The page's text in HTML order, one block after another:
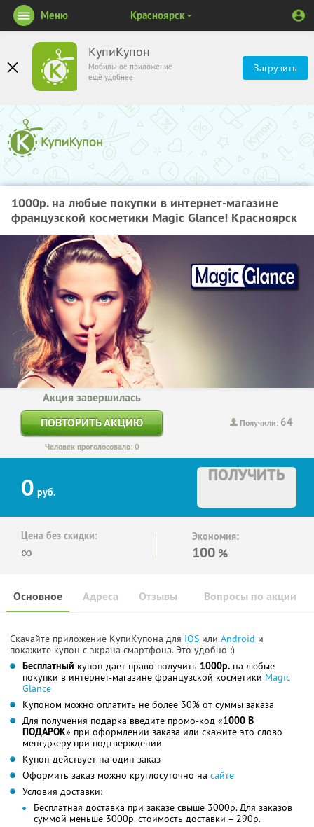
КупиКупон
Мобильное приложение
ещё удобнее
Загрузить
Меню Красноярск
1000р. на любые покупки в интернет-магазине
французской косметики Magic Glance! Красноярск
Получили: 64
Акция завершилась
ПОВТОРИТЬ АКЦИЮ
Человек проголосовало: 0
0 руб.
ПОЛУЧИТЬ
Цена без скидки:
∞
Экономия:
100 %
Основное Отзывы Вопросы по акции
Адреса
Скачайте приложение КупиКупона для IOS или Android и
покажите купон с экрана смартфона. Это удобно :)
Бесплатный купон дает право получить 1000р. на любые
покупки в интернет-магазине французской косметики Magic
Glance
Купоном можно оплатить не более 30% от суммы заказа
Для получения подарка введите промо-код «1000 В
ПОДАРОК» при оформлении заказа или скажите это слово
менеджеру при подтверждении
Купон действует на один заказ
Оформить заказ можно круглосуточно на сайте
Условия доставки:
Бесплатная доставка при заказе свыше 3000р. Для заказов
суммой меньше 3000р. стоимость доставки – 290р.